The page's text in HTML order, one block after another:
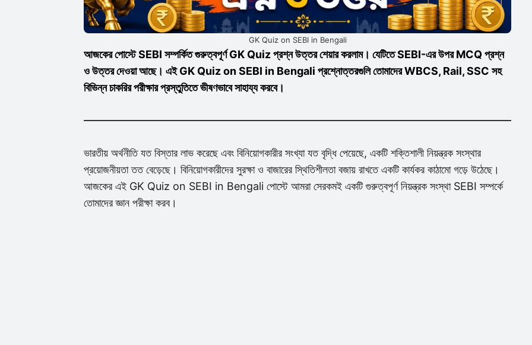
GK Quiz on SEBI in Bengali
আজকের পোস্টে SEBI সম্পর্কিত গুরুত্বপূর্ণ GK Quiz প্রশ্ন উত্তর শেয়ার করলাম। যেটিতে SEBI-এর উপর MCQ প্রশ্ন
ও উত্তর দেওয়া আছে। এই GK Quiz on SEBI in Bengali প্রশ্নোত্তরগুলি তোমাদের WBCS, Rail, SSC সহ
বিভিন্ন চাকরির পরীক্ষার প্রস্তুতিতে ভীষণভাবে সাহায্য করবে।
ভারতীয় অর্থনীতি যত বিস্তার লাভ করেছে এবং বিনিয়োগকারীর সংখ্যা যত বৃদ্ধি পেয়েছে, একটি শক্তিশালী নিয়ন্ত্রক সংস্থার
প্রয়োজনীয়তা তত বেড়েছে। বিনিয়োগকারীদের সুরক্ষা ও বাজারের স্থিতিশীলতা বজায় রাখতে একটি কার্যকর কাঠামো গড়ে উঠেছে।
আজকের এই GK Quiz on SEBI in Bengali পোস্টে আমরা সেরকমই একটি গুরুত্বপূর্ণ নিয়ন্ত্রক সংস্থা SEBI সম্পর্কে
তোমাদের জ্ঞান পরীক্ষা করব।